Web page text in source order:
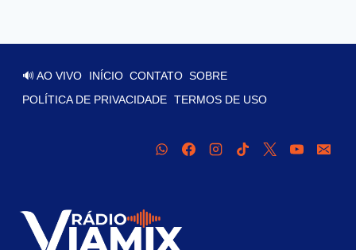
🔊 AO VIVO INÍCIO CONTATO SOBRE
POLÍTICA DE PRIVACIDADE TERMOS DE USO